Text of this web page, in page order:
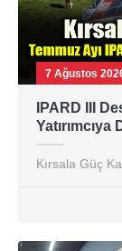
7 Ağustos
IPARD III
Kırsala Güç